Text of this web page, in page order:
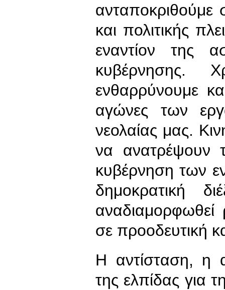
ανταποκριθούμε
και πολιτικής
εναντίον της
κυβέρνησης.
ενθαρρύνουμε
αγώνες των
νεολαίας μας.
να ανατρέψουν
κυβέρνηση των
δημοκρατική
αναδιαμορφωθεί
σε προοδευτική
Η αντίσταση, η
της ελπίδας για